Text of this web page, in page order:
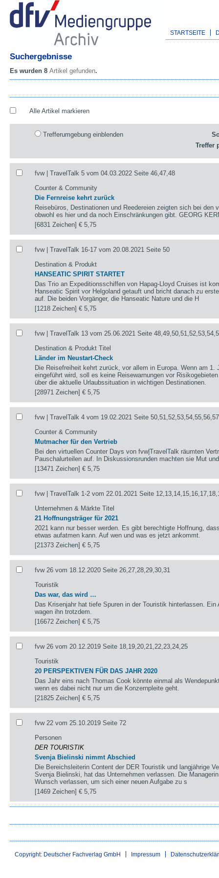
STARTSEITE
Suchergebnisse
Es wurden 8 Artikel gefunden.
Alle Artikel markieren
Trefferumgebung einblenden
Treffer
fvw | TravelTalk 5 vom 04.03.2022 Seite 46,47,48
Counter & Community
Die Fernreise kehrt zurück
Reisebüros, Destinationen und Reedereien zeigten sich bei den
obwohl es hier und da noch Einschränkungen gibt. GEORG
[6831 Zeichen]€ 5,75
fvw | TravelTalk 16-17 vom 20.08.2021 Seite 50
Destination & Produkt
HANSEATIC SPIRIT STARTET
Das Trio an Expeditionsschiffen von Hapag-Lloyd Cruises ist
Hanseatic Spirit vor Helgoland getauft und bricht danach zu
auf. Die beiden Vorgänger, die Hanseatic Nature und die H
[1218 Zeichen]€ 5,75
fvw | TravelTalk 13 vom 25.06.2021 Seite
Destination & Produkt Titel
Länder im Neustart-Check
Die Reisefreiheit kehrt zurück, vor allem in Europa. Wenn am 1.
eingeführt wird, soll es keine Reisewarnungen vor
über die aktuelle Urlaubssituation in wichtigen Destinationen.
[28971 Zeichen]€ 5,75
fvw | TravelTalk 4 vom 19.02.2021 Seite 50,51,52,53,54,55,56,57
Counter & Community
Mutmacher für den Vertrieb
Bei den virtuellen Counter Days von fvw|TravelTalk räumten
Pauschalurteilen auf. In Diskussionsrunden machten sie Mut
[13471 Zeichen]€ 5,75
fvw | TravelTalk 1-2 vom 22.01.2021 Seite
Unternehmen & Märkte Titel
21 Hoffnungsträger für 2021
2021 kann nur besser werden. Es gibt berechtigte Hoffnung,
etwas aufatmen kann. Auf wen und was es jetzt ankommt.
[21373 Zeichen]€ 5,75
fvw 26 vom 18.12.2020 Seite 26,27,28,29,30,31
Touristik
Das war, das wird …
Das Krisenjahr hat tiefe Spuren in der Touristik hinterlassen.
wagen ihn trotzdem.
[16672 Zeichen]€ 5,75
fvw 26 vom 20.12.2019 Seite 18,19,20,21,22,23,24,25
Touristik
20 PERSPEKTIVEN FÜR DAS JAHR 2020
Das Jahr eins nach Thomas Cook könnte einmal als
wenn es dabei nicht nur um die Konzernpleite geht.
[21825 Zeichen]€ 5,75
fvw 22 vom 25.10.2019 Seite 72
Personen
DER TOURISTIK
Svenja Bielinski nimmt Abschied
Die Bereichsleiterin Content der DER Touristik und langjährige
Svenja Bielinski, hat das Unternehmen verlassen. Die
Wunsch verlassen, um sich einer neuen Aufgabe zu s
[1469 Zeichen]€ 5,75
Copyright: Deutscher Fachverlag GmbH Impressum